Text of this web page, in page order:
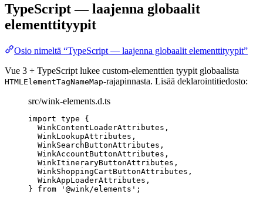
TypeScript — laajenna globaalit
elementtityypit
Osio nimeltä “TypeScript — laajenna globaalit elementtityypit”
Vue 3 + TypeScript lukee custom-elementtien tyypit globaalista
HTMLElementTagNameMap-rajapinnasta. Lisää deklarointitiedosto:
src/wink-elements.d.ts
import type {
WinkContentLoaderAttributes,
WinkLookupAttributes,
WinkSearchButtonAttributes,
WinkAccountButtonAttributes,
WinkItineraryButtonAttributes,
WinkShoppingCartButtonAttributes,
WinkAppLoaderAttributes,
} from ' @wink/elements ' ;